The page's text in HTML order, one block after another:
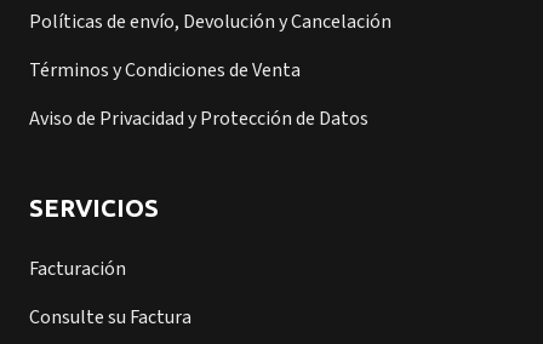
Políticas de envío, Devolución y Cancelación
Términos y Condiciones de Venta
Aviso de Privacidad y Protección de Datos
SERVICIOS
Facturación
Consulte su Factura